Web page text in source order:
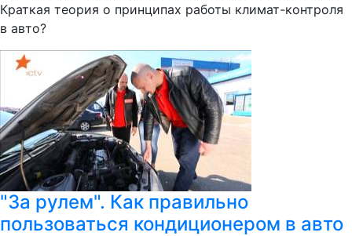
Краткая теория о принципах работы климат-контроля
в авто?
"За рулем". Как правильно
пользоваться кондиционером в авто